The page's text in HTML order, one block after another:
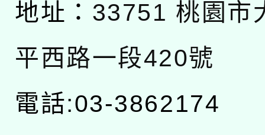
地址： 33751 桃園市
平西路一段420號
電話:03-3862174